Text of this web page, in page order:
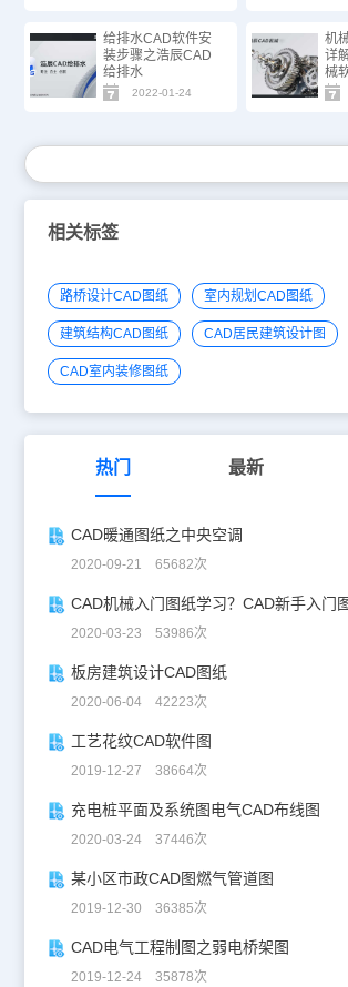
给排水CAD软件安
装步骤之浩辰CAD
给排水
2022-01-24
机
详
械
相关标签
路桥设计CAD图纸 室内规划CAD图纸
建筑结构CAD图纸 CAD居民建筑设计图
CAD室内装修图纸
热门 最新
CAD暖通图纸之中央空调
2020-09-21 65682次
2020-03-23 53986次
板房建筑设计CAD图纸
2020-06-04 42223次
工艺花纹CAD软件图
2019-12-27 38664次
充电桩平面及系统图电气CAD布线图
2020-03-24 37446次
某小区市政CAD图燃气管道图
2019-12-30 36385次
CAD电气工程制图之弱电桥架图
2019-12-24 35878次